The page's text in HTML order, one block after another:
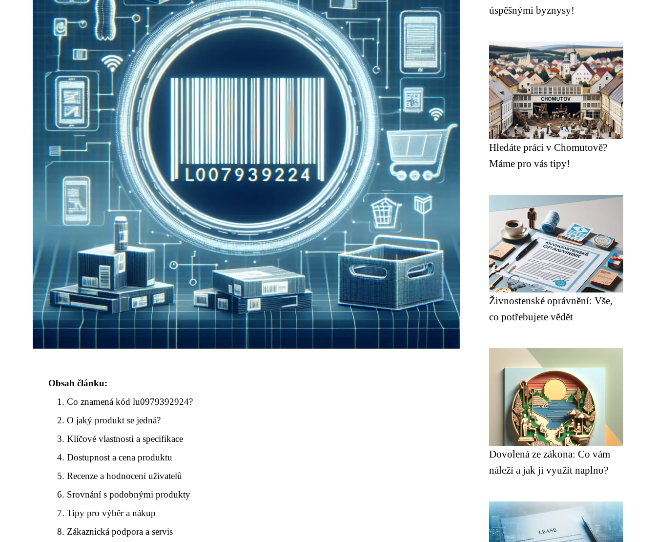
Obsah článku:
Co znamená kód lu0979392924?
O jaký produkt se jedná?
Klíčové vlastnosti a specifikace
Dostupnost a cena produktu
Recenze a hodnocení uživatelů
Srovnání s podobnými produkty
Tipy pro výběr a nákup
Zákaznická podpora a servis
úspěšnými byznysy!
Hledáte práci v Chomutově?
Máme pro vás tipy!
Živnostenské oprávnění: Vše,
co potřebujete vědět
Dovolená ze zákona: Co vám
náleží a jak ji využít naplno?